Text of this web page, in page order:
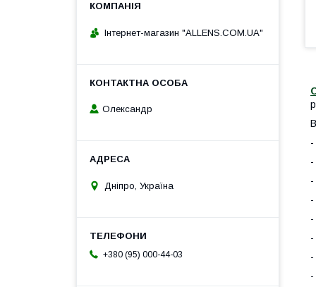
-
-
-
-
-
Інтернет-магазин "ALLENS.COM.UA"
Олександр
Дніпро, Україна
+380 (95) 000-44-03